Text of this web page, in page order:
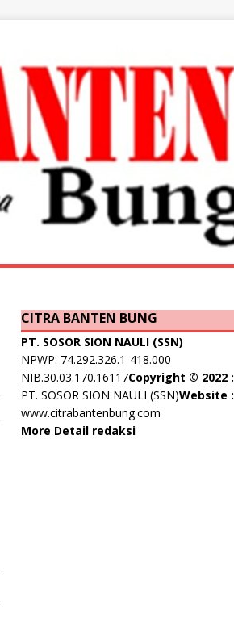
CITRA BANTEN BUNG
PT. SOSOR SION NAULI (SSN)
NPWP: 74.292.326.1-418.000
NIB.30.03.170.16117Copyright © 2022 :
PT. SOSOR SION NAULI (SSN)Website :
www.citrabantenbung.com
More Detail redaksi